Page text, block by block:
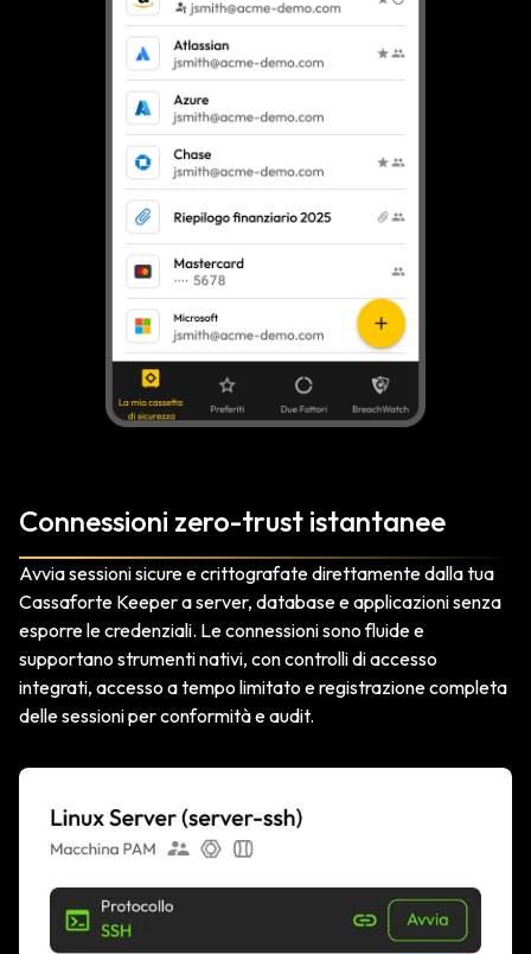
Connessioni zero-trust istantanee
Avvia sessioni sicure e crittografate direttamente dalla tua
Cassaforte Keeper a server, database e applicazioni senza
esporre le credenziali. Le connessioni sono fluide e
supportano strumenti nativi, con controlli di accesso
integrati, accesso a tempo limitato e registrazione completa
delle sessioni per conformità e audit.